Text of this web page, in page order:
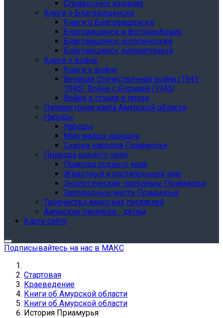
Справочные издания
Книги о Благовещенске
Книги о Благовещенске
Благовещенск в фотоальбомах
Благовещенск исторический
Благовещенск литературный
Книги о войне
Книги о войне
Великая Отечественная война (1941-
1945). Война с Японией (1945)
Война в стихах и прозе
Литературная карта Амурской области
Народы
Народы
Мир малых народов
Сказки народов Приамурья
Природа родного края
Природа родного края
Животный и растительный мир
Экологические проблемы Приамурья
Заповедные места Приамурья
Творчество амурских писателей
Амурские писатели - детям
Карта сайта
Подписывайтесь на нас в МАКС
Стартовая
Краеведение
Книги об Амурской области
Книги об Амурской области
История Приамурья